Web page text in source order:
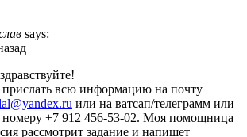
says:
всю информацию на почту
или на ватсап/телеграмм или
номеру +7 912 456-53-02. Моя помощница
рассмотрит задание и напишет